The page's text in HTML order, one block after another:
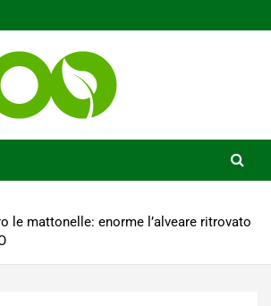
le mattonelle: enorme l’alveare ritrovato